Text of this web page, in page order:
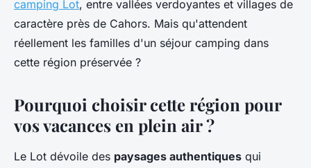
camping Lot, entre vallées verdoyantes et villages de
caractère près de Cahors. Mais qu'attendent
réellement les familles d'un séjour camping dans
cette région préservée ?
Pourquoi choisir cette région pour
vos vacances en plein air ?
Le Lot dévoile des paysages authentiques qui